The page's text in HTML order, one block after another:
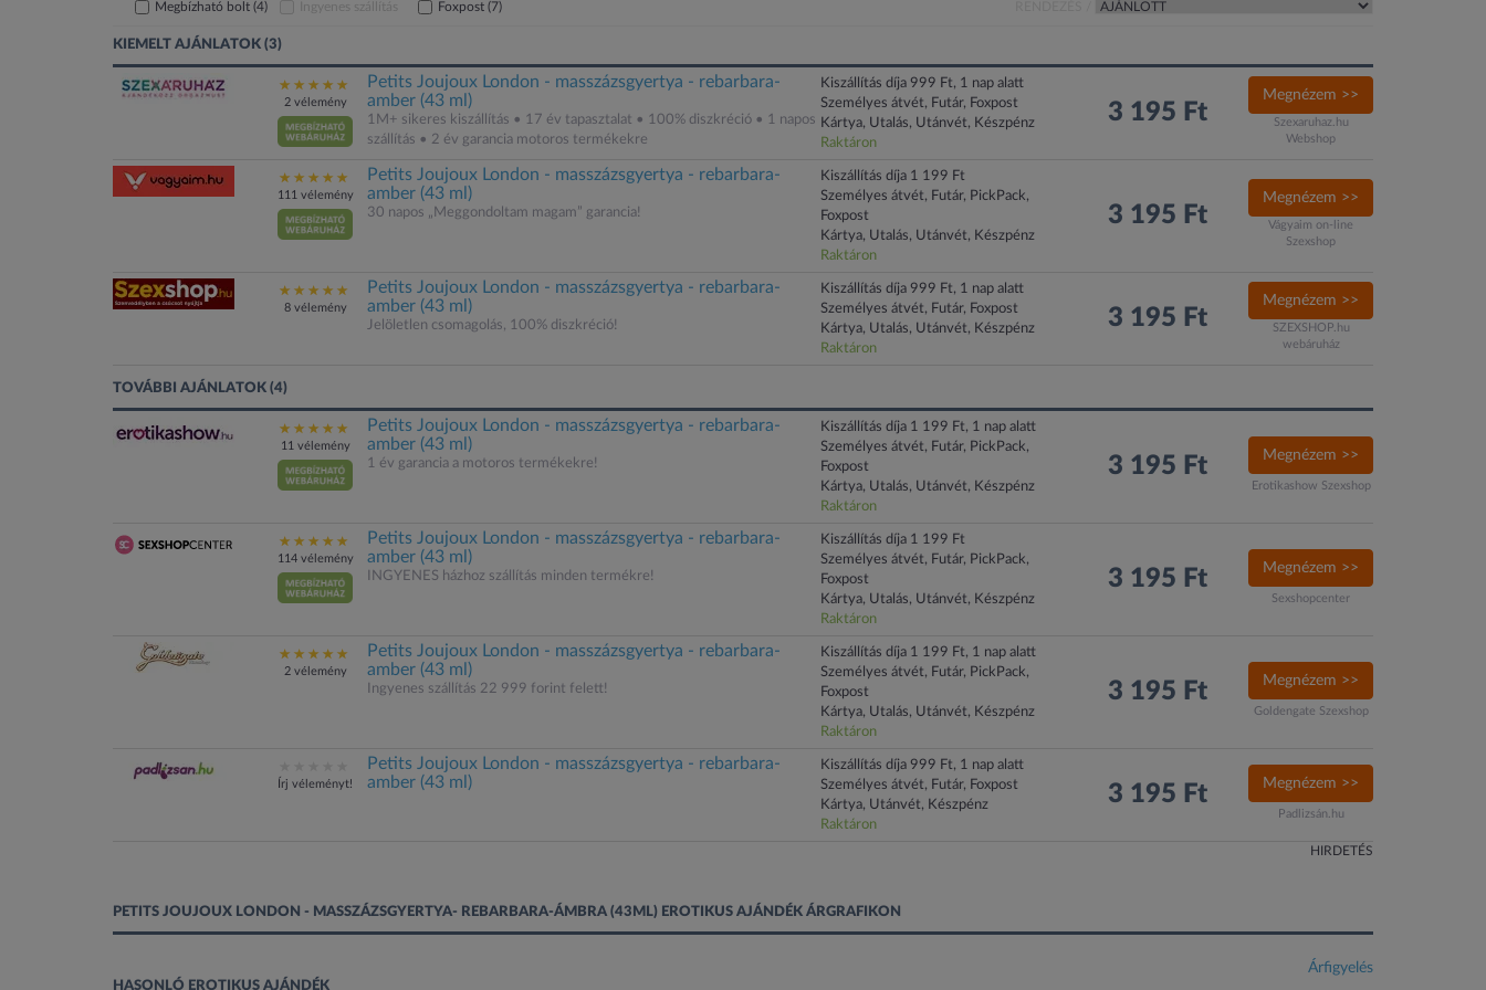
Megbízható bolt (4) Ingyenes szállítás Foxpost (7)
KIEMELT AJÁNLATOK (3)
2 vélemény
Petits Joujoux London - masszázsgyertya - rebarbara-
amber (43 ml)
1M+ sikeres kiszállítás • 17 év tapasztalat • 100% diszkréció • 1 napos
szállítás • 2 év garancia motoros termékekre
Kiszállítás díja 999 Ft, 1 nap alatt
Személyes átvét, Futár, Foxpost
Kártya, Utalás, Utánvét, Készpénz
Raktáron
3 195 Ft
Megnézem >>
Szexaruhaz.hu
Webshop
111 vélemény
Petits Joujoux London - masszázsgyertya - rebarbara-
amber (43 ml)
30 napos „Meggondoltam magam” garancia!
Kiszállítás díja 1 199 Ft
Személyes átvét, Futár, PickPack,
Foxpost
Kártya, Utalás, Utánvét, Készpénz
Raktáron
3 195 Ft
Megnézem >>
Vágyaim on-line
Szexshop
8 vélemény
Petits Joujoux London - masszázsgyertya - rebarbara-
amber (43 ml)
Jelöletlen csomagolás, 100% diszkréció!
Kiszállítás díja 999 Ft, 1 nap alatt
Személyes átvét, Futár, Foxpost
Kártya, Utalás, Utánvét, Készpénz
Raktáron
3 195 Ft
Megnézem >>
SZEXSHOP.hu
webáruház
TOVÁBBI AJÁNLATOK (4)
11 vélemény
Petits Joujoux London - masszázsgyertya - rebarbara-
amber (43 ml)
1 év garancia a motoros termékekre!
Kiszállítás díja 1 199 Ft, 1 nap alatt
Személyes átvét, Futár, PickPack,
Foxpost
Kártya, Utalás, Utánvét, Készpénz
Raktáron
3 195 Ft Megnézem >>
Erotikashow Szexshop
114 vélemény
Petits Joujoux London - masszázsgyertya - rebarbara-
amber (43 ml)
INGYENES házhoz szállítás minden termékre!
Kiszállítás díja 1 199 Ft
Személyes átvét, Futár, PickPack,
Foxpost
Kártya, Utalás, Utánvét, Készpénz
Raktáron
3 195 Ft Megnézem >>
Sexshopcenter
2 vélemény
Petits Joujoux London - masszázsgyertya - rebarbara-
amber (43 ml)
Ingyenes szállítás 22 999 forint felett!
Kiszállítás díja 1 199 Ft, 1 nap alatt
Személyes átvét, Futár, PickPack,
Foxpost
Kártya, Utalás, Utánvét, Készpénz
Raktáron
3 195 Ft Megnézem >>
Goldengate Szexshop
Írj véleményt!
Petits Joujoux London - masszázsgyertya - rebarbara-
amber (43 ml)
Kiszállítás díja 999 Ft, 1 nap alatt
Személyes átvét, Futár, Foxpost
Kártya, Utánvét, Készpénz
Raktáron
3 195 Ft Megnézem >>
Padlizsán.hu
HIRDETÉS
PETITS JOUJOUX LONDON - MASSZÁZSGYERTYA- REBARBARA-ÁMBRA (43ML) EROTIKUS AJÁNDÉK ÁRGRAFIKON
Árfigyelés
HASONLÓ EROTIKUS AJÁNDÉK